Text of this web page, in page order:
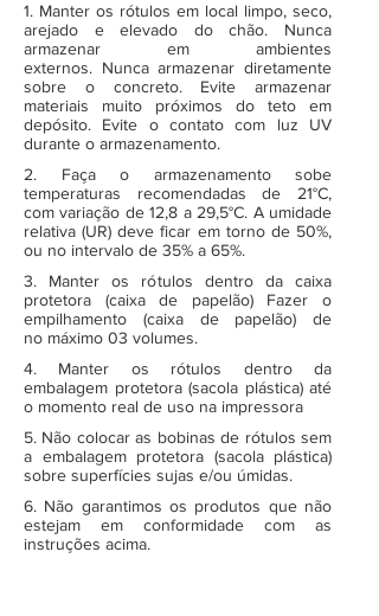
1. Manter os rótulos em local limpo, seco,
arejado e elevado do chão. Nunca
armazenar em ambientes
externos. Nunca armazenar diretamente
sobre o concreto. Evite armazenar
materiais muito próximos do teto em
depósito. Evite o contato com luz UV
durante o armazenamento.
2. Faça o armazenamento sobe
temperaturas recomendadas de 21°C,
com variação de 12,8 a 29,5°C. A umidade
relativa (UR) deve ficar em torno de 50%,
ou no intervalo de 35% a 65%.
3. Manter os rótulos dentro da caixa
protetora (caixa de papelão) Fazer o
empilhamento (caixa de papelão) de
no máximo 03 volumes.
4. Manter os rótulos dentro da
embalagem protetora (sacola plástica) até
o momento real de uso na impressora
5. Não colocar as bobinas de rótulos sem
a embalagem protetora (sacola plástica)
sobre superfícies sujas e/ou úmidas.
6. Não garantimos os produtos que não
estejam em conformidade com as
instruções acima.